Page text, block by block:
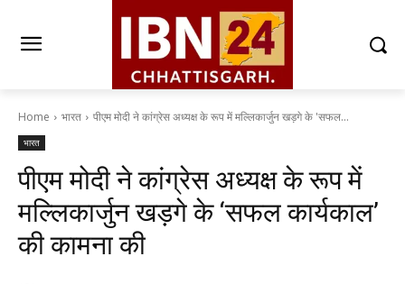
Home भारत पीएम मोदी ने कांग्रेस अध्यक्ष के रूप में मल्लिकार्जुन खड़गे के 'सफल...
भारत
पीएम मोदी ने कांग्रेस अध्यक्ष के रूप में
मल्लिकार्जुन खड़गे के ‘सफल कार्यकाल’
की कामना की